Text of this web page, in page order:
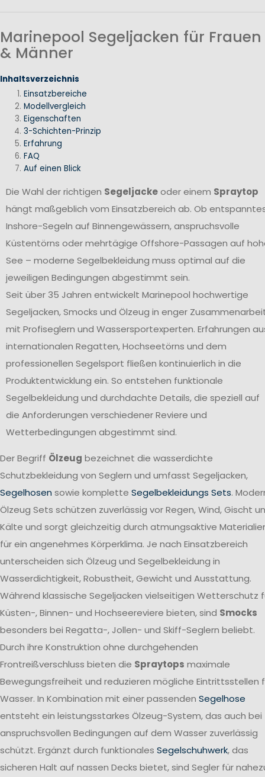
Marinepool Segeljacken für Frauen
& Männer
Inhaltsverzeichnis
Einsatzbereiche
Modellvergleich
Eigenschaften
3-Schichten-Prinzip
Erfahrung
FAQ
Auf einen Blick
Die Wahl der richtigen Segeljackeoder einem Spraytop
hängt maßgeblich vom Einsatzbereich ab. Ob
Inshore-Segeln auf Binnengewässern, anspruchsvolle
Küstentörns oder mehrtägige Offshore-Passagen auf
See – moderne Segelbekleidung muss optimal auf die
jeweiligen Bedingungen abgestimmt sein.
Seit über 35 Jahren entwickelt Marinepool hochwertige
Segeljacken, Smocks und Ölzeug in enger
mit Profiseglern und Wassersportexperten. Erfahrungen
internationalen Regatten, Hochseetörns und dem
professionellen Segelsport fließen kontinuierlich in die
Produktentwicklung ein. So entstehen funktionale
Segelbekleidung und durchdachte Details, die speziell auf
die Anforderungen verschiedener Reviere und
Wetterbedingungen abgestimmt sind.
Der Begriff Ölzeug bezeichnet die wasserdichte
Schutzbekleidung von Seglern und umfasst Segeljacken,
Segelhosen sowie komplette Segelbekleidungs Sets.
Ölzeug Sets schützen zuverlässig vor Regen, Wind, Gischt
Kälte und sorgt gleichzeitig durch atmungsaktive
für ein angenehmes Körperklima. Je nach Einsatzbereich
unterscheiden sich Ölzeug und Segelbekleidung in
Wasserdichtigkeit, Robustheit, Gewicht und Ausstattung.
Während klassische Segeljacken vielseitigen Wetterschutz
Küsten-, Binnen- und Hochseereviere bieten, sind Smocks
besonders bei Regatta-, Jollen- und Skiff-Seglern beliebt.
Durch ihre Konstruktion ohne durchgehenden
Frontreißverschluss bieten die Spraytops maximale
Bewegungsfreiheit und reduzieren mögliche Eintrittsstellen
Wasser. In Kombination mit einer passenden Segelhose
entsteht ein leistungsstarkes Ölzeug-System, das auch bei
anspruchsvollen Bedingungen auf dem Wasser zuverlässig
schützt. Ergänzt durch funktionales Segelschuhwerk, das
sicheren Halt auf nassen Decks bietet, sind Segler für